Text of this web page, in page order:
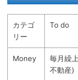
カテゴ
リー
To do
Money
毎月繰
不動産)